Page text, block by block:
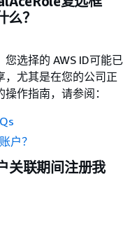
？
选择的 AWS ID可能已
，尤其是在您的公司正
作指南，请参阅：
户？
关联期间注册我